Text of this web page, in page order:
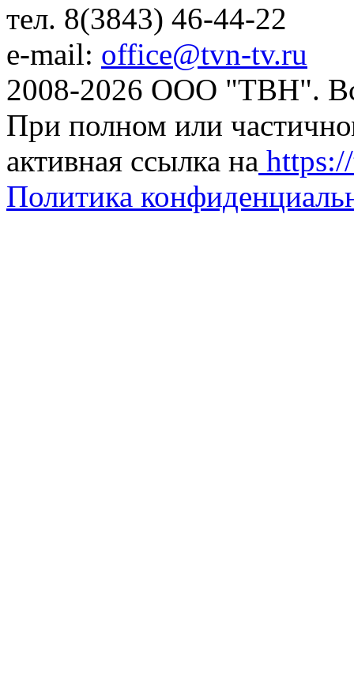
тел. 8(3843) 46-44-22
e-mail: office@tvn-tv.ru
2008-2026 ООО "ТВН".
При полном или
активная ссылка на
Политика